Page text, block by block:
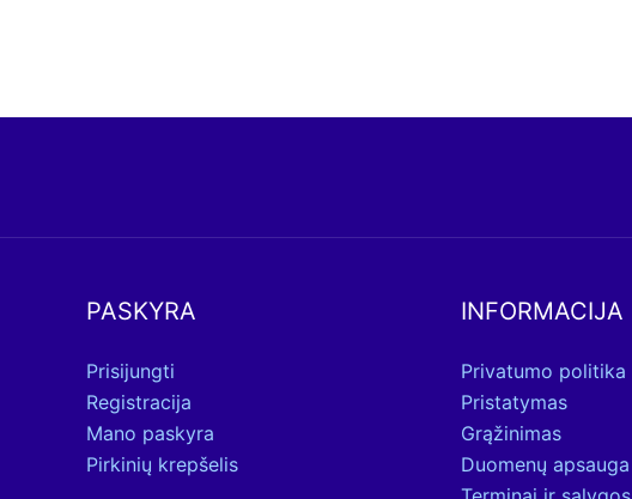
PASKYRA
Prisijungti
Registracija
Mano paskyra
Pirkinių krepšelis
INFORMACIJA
Privatumo politika
Pristatymas
Grąžinimas
Duomenų apsauga